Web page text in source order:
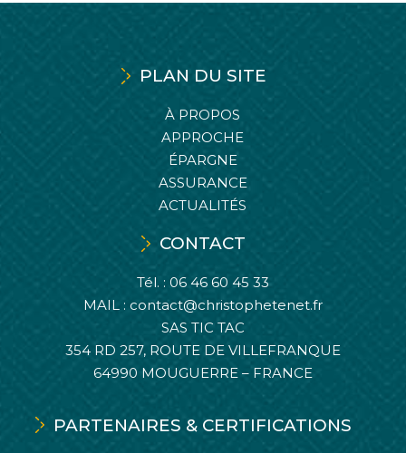
PLAN DU SITE
À PROPOS
APPROCHE
ÉPARGNE
ASSURANCE
ACTUALITÉS
CONTACT
Tél. : 06 46 60 45 33
MAIL : contact@christophetenet.fr
SAS TIC TAC
354 RD 257, ROUTE DE VILLEFRANQUE
64990 MOUGUERRE – FRANCE
PARTENAIRES & CERTIFICATIONS